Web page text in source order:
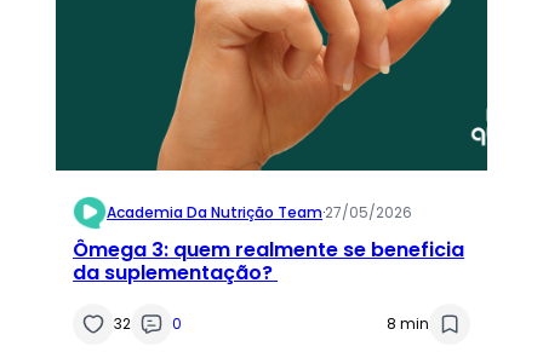
Academia Da Nutrição Team·27/05/2026
Ômega 3: quem realmente se beneficia
da suplementação?
32 0 8 min